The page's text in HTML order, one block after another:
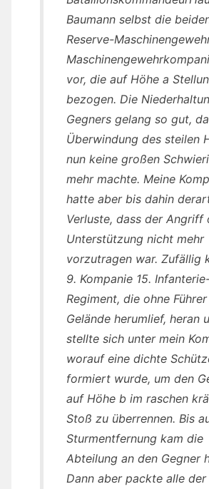
Baumann selbst die
Reserve-
vor, die auf Höhe a
bezogen. Die
Gegners gelang so gut,
Überwindung des steilen
nun keine großen
mehr machte. Meine
hatte aber bis dahin
Verluste, dass der Angriff
Unterstützung nicht mehr
vorzutragen war. Zufällig
9. Kompanie 15.
Regiment, die ohne
Gelände herumlief, heran
stellte sich unter mein
worauf eine dichte
formiert wurde, um den
auf Höhe b im raschen
Stoß zu überrennen. Bis
Sturmentfernung kam die
Abteilung an den Gegner
Dann aber packte alle der